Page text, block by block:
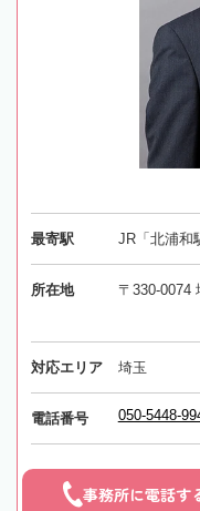
最寄駅 JR「北浦和
所在地 〒330-0074
対応エリア 埼玉
電話番号 050-5448-
事務所に電話す